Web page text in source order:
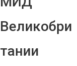
Великобри
тании